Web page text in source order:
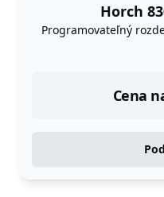
Horch
Programovateľný
Cena